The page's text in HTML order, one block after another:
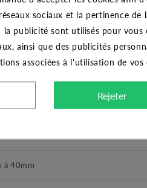
CARACTÉRISTIQUES
et Professionnel
coupante
à 40mm
sociaux et la pertinence de
la publicité sont utilisés pour
ainsi que des publicités
associées à l'utilisation de vos
Rejeter